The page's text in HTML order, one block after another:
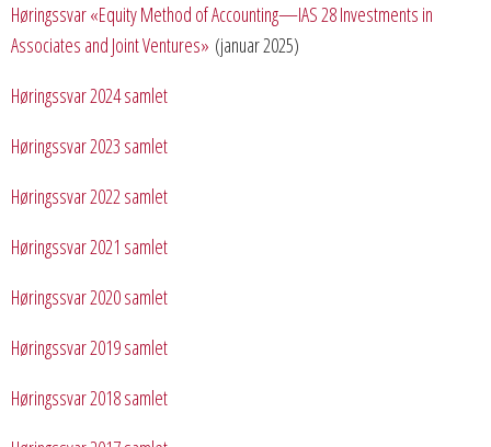
Høringssvar «Equity Method of Accounting—IAS 28 Investments in
Associates and Joint Ventures» (januar 2025)
Høringssvar 2024 samlet
Høringssvar 2023 samlet
Høringssvar 2022 samlet
Høringssvar 2021 samlet
Høringssvar 2020 samlet
Høringssvar 2019 samlet
Høringssvar 2018 samlet